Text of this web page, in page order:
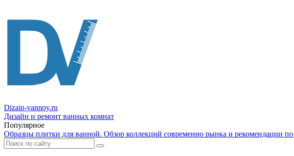
Dizain-vannoy.ru
Дизайн и ремонт ванных комнат
Популярное
Образцы плитки для ванной. Обзор коллекций современно рынка и рекомендации